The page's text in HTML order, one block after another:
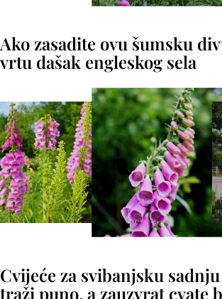
Ako zasadite ovu šumsku
vrtu dašak engleskog sela
Cvijeće za svibanjsku
traži puno, a zauzvrat cvate